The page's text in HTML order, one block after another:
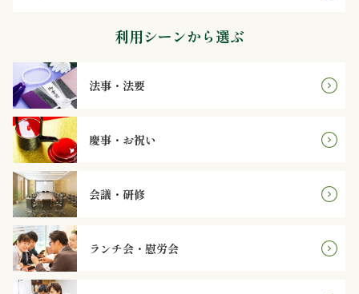
一
品・
オ
プ
シ
ョ
ン
利用シーンから選ぶ
法事・法要
慶事・お祝い
会議・研修
ランチ会・慰労会